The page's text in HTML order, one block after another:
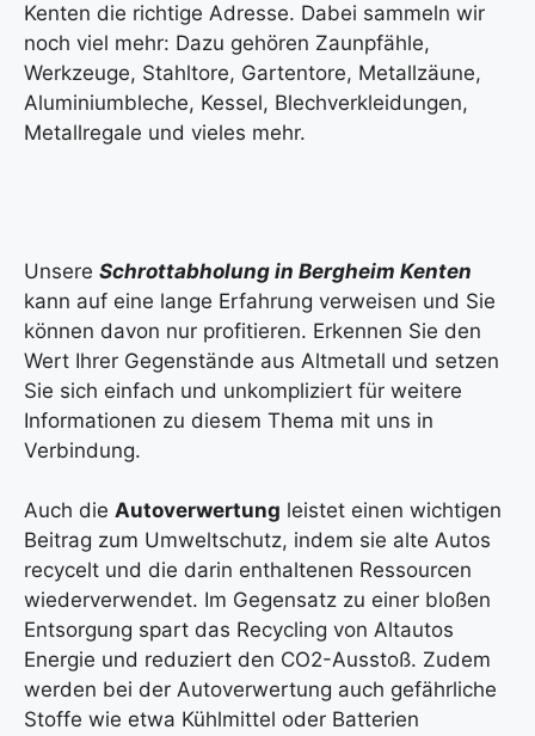
Kenten die richtige Adresse. Dabei sammeln wir
noch viel mehr: Dazu gehören Zaunpfähle,
Werkzeuge, Stahltore, Gartentore, Metallzäune,
Aluminiumbleche, Kessel, Blechverkleidungen,
Metallregale und vieles mehr.
Unsere Schrottabholung in Bergheim Kenten
kann auf eine lange Erfahrung verweisen und Sie
können davon nur profitieren. Erkennen Sie den
Wert Ihrer Gegenstände aus Altmetall und setzen
Sie sich einfach und unkompliziert für weitere
Informationen zu diesem Thema mit uns in
Verbindung.
Auch die Autoverwertung leistet einen wichtigen
Beitrag zum Umweltschutz, indem sie alte Autos
recycelt und die darin enthaltenen Ressourcen
wiederverwendet. Im Gegensatz zu einer bloßen
Entsorgung spart das Recycling von Altautos
Energie und reduziert den CO2-Ausstoß. Zudem
werden bei der Autoverwertung auch gefährliche
Stoffe wie etwa Kühlmittel oder Batterien